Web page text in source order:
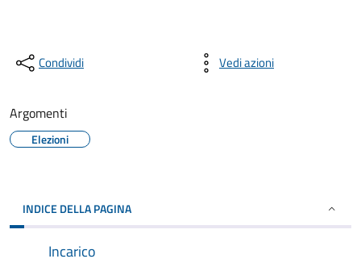
Condividi Vedi azioni
Argomenti
Elezioni
INDICE DELLA PAGINA
Incarico